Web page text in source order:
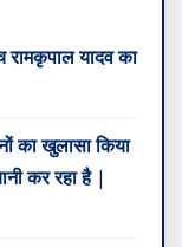
रामकृपाल यादव का
का खुलासा किया
कर रहा है |